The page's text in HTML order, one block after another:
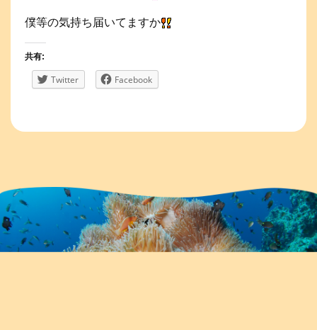
僕等の気持ち届いてますか
共有:
Twitter Facebook